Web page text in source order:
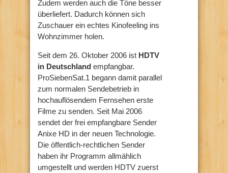
Zudem werden auch die Töne besser
überliefert. Dadurch können sich
Zuschauer ein echtes Kinofeeling ins
Wohnzimmer holen.
Seit dem 26. Oktober 2006 ist HDTV
in Deutschland empfangbar.
ProSiebenSat.1 begann damit parallel
zum normalen Sendebetrieb in
hochauflösendem Fernsehen erste
Filme zu senden. Seit Mai 2006
sendet der frei empfangbare Sender
Anixe HD in der neuen Technologie.
Die öffentlich-rechtlichen Sender
haben ihr Programm allmählich
umgestellt und werden HDTV zuerst